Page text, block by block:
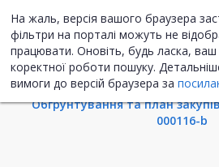
На жаль, версія вашого браузера
фільтри на порталі можуть не
працювати. Оновіть, будь ласка, ваш
коректної роботи пошуку.
вимоги до версій браузера за
Інформація про
Обгрунтування та план
000116-b